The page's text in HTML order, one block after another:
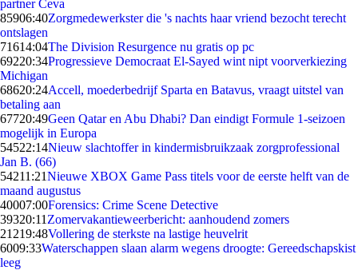
partner Ceva
85906:40Zorgmedewerkster die 's nachts haar vriend bezocht terecht
ontslagen
71614:04The Division Resurgence nu gratis op pc
69220:34Progressieve Democraat El-Sayed wint nipt voorverkiezing
Michigan
68620:24Accell, moederbedrijf Sparta en Batavus, vraagt uitstel van
betaling aan
67720:49Geen Qatar en Abu Dhabi? Dan eindigt Formule 1-seizoen
mogelijk in Europa
54522:14Nieuw slachtoffer in kindermisbruikzaak zorgprofessional
Jan B. (66)
54211:21Nieuwe XBOX Game Pass titels voor de eerste helft van de
maand augustus
40007:00Forensics: Crime Scene Detective
39320:11 Zomervakantieweerbericht: aanhoudend zomers
21219:48Vollering de sterkste na lastige heuvelrit
6009:33Waterschappen slaan alarm wegens droogte: Gereedschapskist
leeg